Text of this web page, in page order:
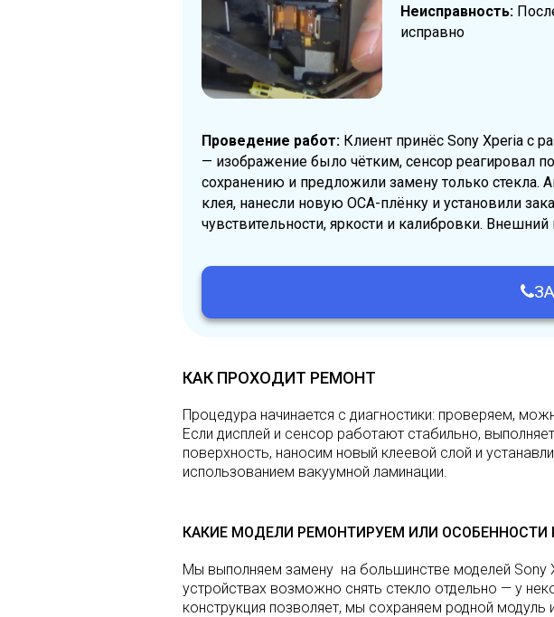
Неисправность:
исправно
Проведение работ: Клиент принёс Sony Xperia с
— изображение было чётким, сенсор реагировал
сохранению и предложили замену только стекла.
клея, нанесли новую OCA-плёнку и установили
чувствительности, яркости и калибровки.
КАК ПРОХОДИТ РЕМОНТ
Процедура начинается с диагностики: проверяем,
Если дисплей и сенсор работают стабильно,
поверхность, наносим новый клеевой слой и
использованием вакуумной ламинации.
КАКИЕ МОДЕЛИ РЕМОНТИРУЕМ ИЛИ
Мы выполняем замену на большинстве моделей Sony
устройствах возможно снять стекло отдельно — у
конструкция позволяет, мы сохраняем родной